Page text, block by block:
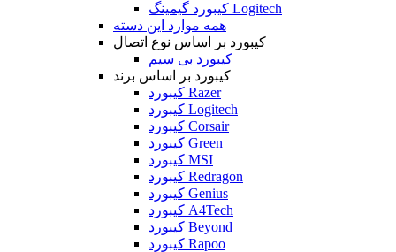
کیبورد گیمینگ Logitech
همه موارد این دسته
کیبورد بر اساس نوع اتصال
کیبورد بی سیم
کیبورد بر اساس برند
کیبورد Razer
کیبورد Logitech
کیبورد Corsair
کیبورد Green
کیبورد MSI
کیبورد Redragon
کیبورد Genius
کیبورد A4Tech
کیبورد Beyond
کیبورد Rapoo